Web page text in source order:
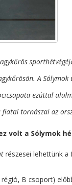
A
ezúttal
tornászai az
volt a Sólymok
részesei lehettünk a
B csoport)